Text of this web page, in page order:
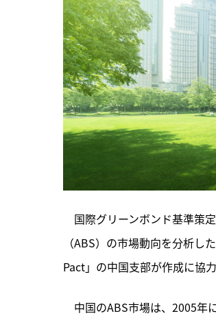
国際グリーンボンド基準策
（ABS）の市場動向を分析
Pact」の中国支部が作成に協力
中国のABS市場は、 2005年